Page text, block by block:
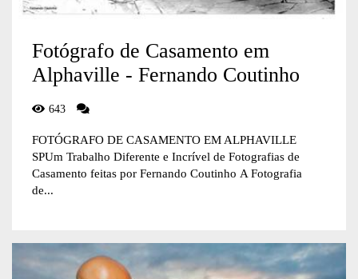
Fotógrafo de Casamento em
Alphaville - Fernando Coutinho
643
FOTÓGRAFO DE CASAMENTO EM ALPHAVILLE
SPUm Trabalho Diferente e Incrível de Fotografias de
Casamento feitas por Fernando Coutinho A Fotografia
de...